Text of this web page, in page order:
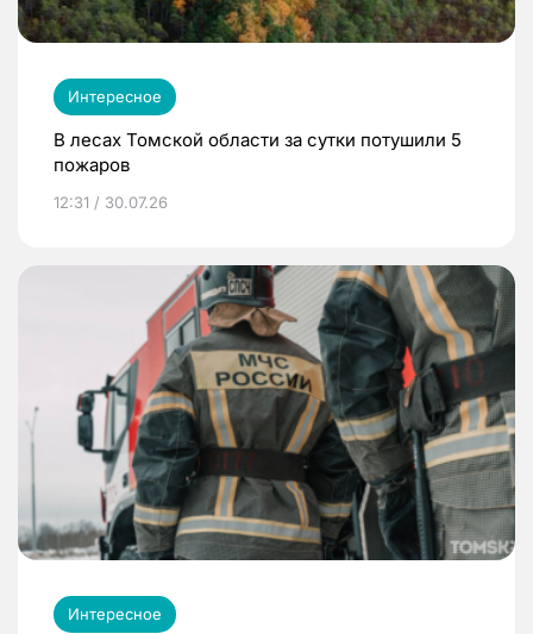
Интересное
В лесах Томской области за сутки потушили 5
пожаров
12:31 / 30.07.26
Интересное